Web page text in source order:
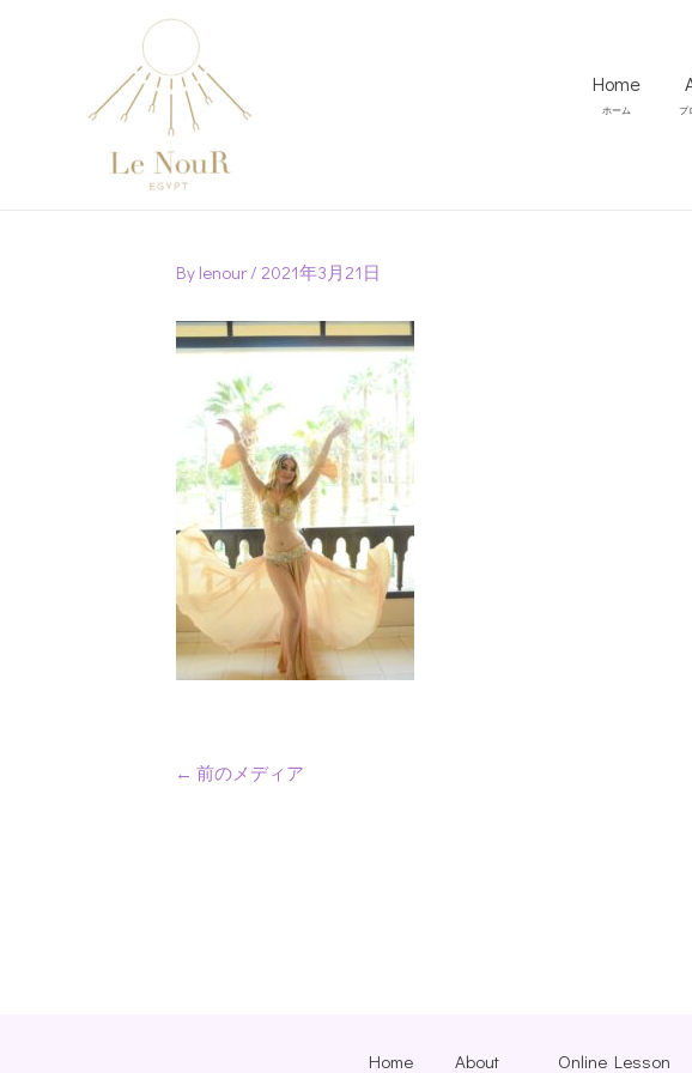
Home
ホーム プ
By lenour / 2021年3月21日
← 前のメディア
Home About Online Lesson